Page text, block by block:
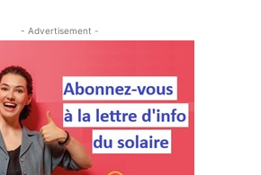
- Advertisement -